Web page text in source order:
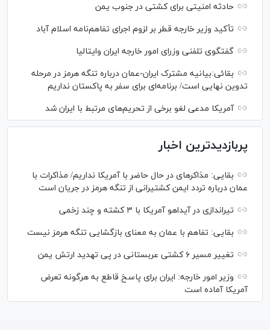
حادثه امنیتی برای کشتی در جنوب یمن
تأکید وزیر خارجه قطر بر لزوم اجرای تفاهم‌نامه اسلام آباد
گفتگوی تلفنی وزرای امور خارجه ایران وایتالیا
بقائی:بیانیه مشترک ایران-عمان درباره تنگه هرمز در مرحله
تدوین نهایی است/ برنامه‌ای برای سفر به پاکستان نداریم
آمریکا مدعی لغو برخی از تحریم‌های مرتبط با ایران شد
پربازدیدترین اخبار
بقایی: مذاکره‎ای در حال حاضر با آمریکا نداریم/ مذاکرات با
عمان درباره تردد ایمن کشتیرانی از تنگه هرمز در جریان است
تیراندازی در آیداهو آمریکا با ۳ کشته و چند زخمی
بقایی: تفاهم با عمان به معنای بازگشایی تنگه هرمز نیست
تغییر مسیر ۶ کشتی عربستانی در پی تهدید ارتش یمن
وزیر امور خارجه: ایران برای پاسخ قاطع به هرگونه تعرض
آمریکا آماده است